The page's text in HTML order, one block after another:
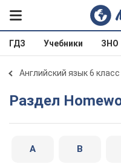
ГДЗ Учебники ЗНО
Английский язык 6
Раздел
A B